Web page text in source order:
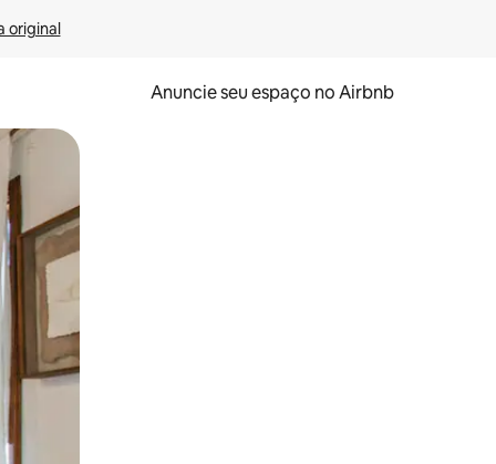
original
Anuncie seu espaço no Airbnb
o dedo na tela.